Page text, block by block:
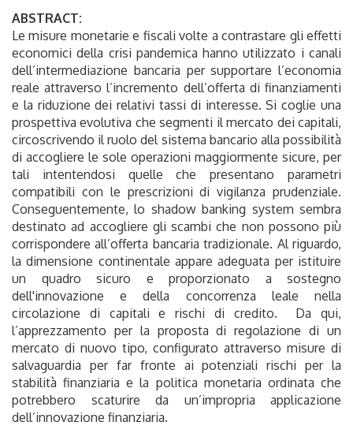
ABSTRACT:
Le misure monetarie e fiscali volte a contrastare gli effetti
economici della crisi pandemica hanno utilizzato i canali
dell’intermediazione bancaria per supportare l’economia
reale attraverso l’incremento dell’offerta di finanziamenti
e la riduzione dei relativi tassi di interesse. Si coglie una
prospettiva evolutiva che segmenti il mercato dei capitali,
circoscrivendo il ruolo del sistema bancario alla possibilità
di accogliere le sole operazioni maggiormente sicure, per
tali intentendosi quelle che presentano parametri
compatibili con le prescrizioni di vigilanza prudenziale.
Conseguentemente, lo shadow banking system sembra
destinato ad accogliere gli scambi che non possono più
corrispondere all’offerta bancaria tradizionale. Al riguardo,
la dimensione continentale appare adeguata per istituire
un quadro sicuro e proporzionato a sostegno
dell'innovazione e della concorrenza leale nella
circolazione di capitali e rischi di credito. Da qui,
l’apprezzamento per la proposta di regolazione di un
mercato di nuovo tipo, configurato attraverso misure di
salvaguardia per far fronte ai potenziali rischi per la
stabilità finanziaria e la politica monetaria ordinata che
potrebbero scaturire da un’impropria applicazione
dell’innovazione finanziaria.